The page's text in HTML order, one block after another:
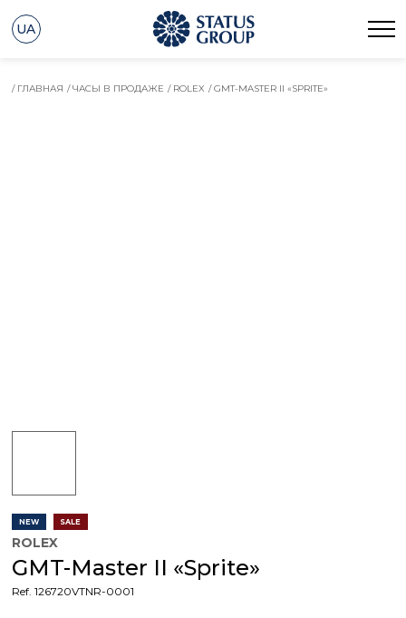
UA
/ ГЛАВНАЯ / ЧАСЫ В ПРОДАЖЕ / ROLEX / GMT-MASTER II «SPRITE»
NEW SALE
ROLEX
GMT-Master II «Sprite»
Ref. 126720VTNR-0001